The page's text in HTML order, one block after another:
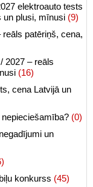
elektroauto tests
un plusi, mīnusi (9)
patēriņš, cena,
2027 – reāls
(16)
cena Latvijā un
(0)
un
konkurss (45)